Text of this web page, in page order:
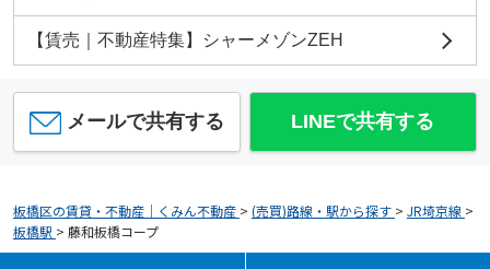
【賃売｜不動産特集】シャーメゾンZEH
メールで共有する LINEで共有する
板橋区の賃貸・不動産｜くみん不動産 > (売買)路線・駅から探す > JR埼京線 >
板橋駅 > 藤和板橋コープ